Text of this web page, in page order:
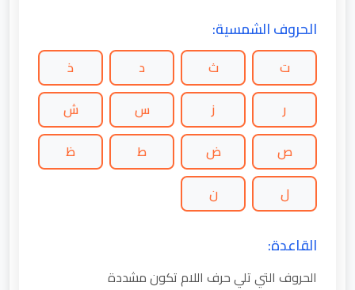
الحروف الشمسية:
ت ث د
ذ
ر
ز س
ش
ص
ض ط
ظ
ل
ن
القاعدة:
الحروف التي تلي حرف اللام تكون مشددة